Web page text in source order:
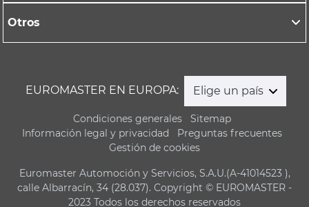
Otros
EUROMASTER EN EUROPA: Elige un país
Condiciones generales
Sitemap
Información legal y privacidad
Preguntas frecuentes
Gestión de cookies
Euromaster Automoción y Servicios, S.A.U.(A-41014523 ),
calle Albarracín, 34 (28.037). Copyright © EUROMASTER -
2023 Todos los derechos reservados